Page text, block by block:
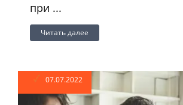
при ...
Читать далее
07.07.2022